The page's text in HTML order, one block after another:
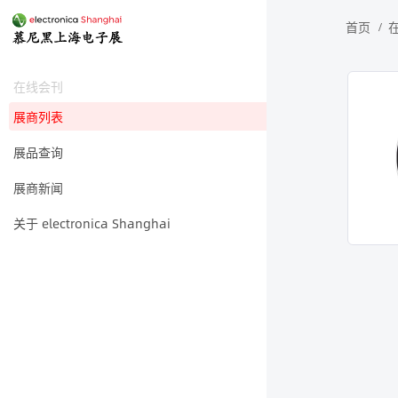
在线会刊
展商列表
展品查询
展商新闻
关于 electronica Shanghai
首页